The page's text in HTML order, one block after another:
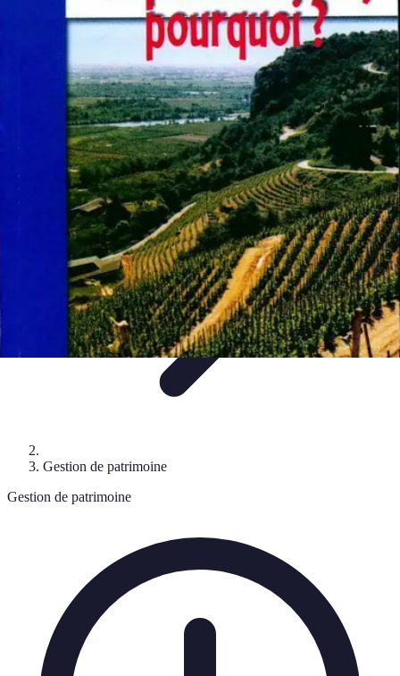
Patrimoine Optimal
Stratégies d'InvestissementGestion de
Conseils de gestionInvestissements
Patrimoine Optimal
Gestion de patrimoine
Gestion de patrimoine